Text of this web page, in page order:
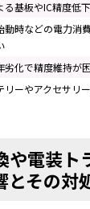
る基板やIC精度低
動時などの電力消
劣化で精度維持が
リーやアクセサリ
や電装ト
とその対